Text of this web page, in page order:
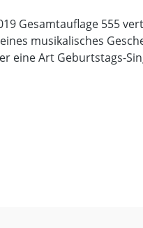
Gesamtauflage 555
musikalisches
eine Art Geburtstags-